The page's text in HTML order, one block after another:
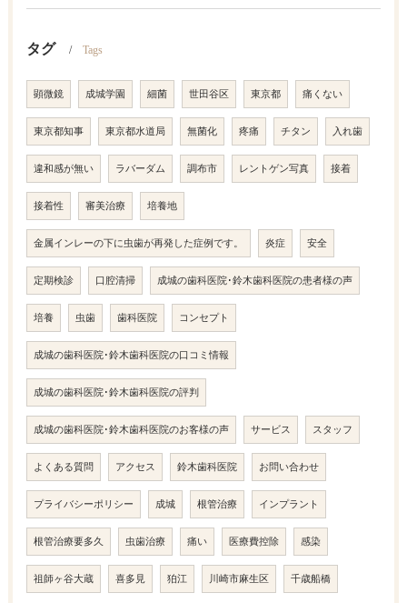
タグ Tags
顕微鏡 成城学園 細菌 世田谷区 東京都 痛くない
東京都知事 東京都水道局 無菌化 疼痛 チタン 入れ歯
違和感が無い ラバーダム 調布市 レントゲン写真 接着
接着性 審美治療 培養地
金属インレーの下に虫歯が再発した症例です。 炎症 安全
定期検診 口腔清掃 成城の歯科医院･鈴木歯科医院の患者様の声
培養 虫歯 歯科医院 コンセプト
成城の歯科医院･鈴木歯科医院の口コミ情報
成城の歯科医院･鈴木歯科医院の評判
成城の歯科医院･鈴木歯科医院のお客様の声 サービス スタッフ
よくある質問 アクセス 鈴木歯科医院 お問い合わせ
プライバシーポリシー 成城 根管治療 インプラント
根管治療要多久 虫歯治療 痛い 医療費控除 感染
祖師ヶ谷大蔵 喜多見 狛江 川崎市麻生区 千歳船橋